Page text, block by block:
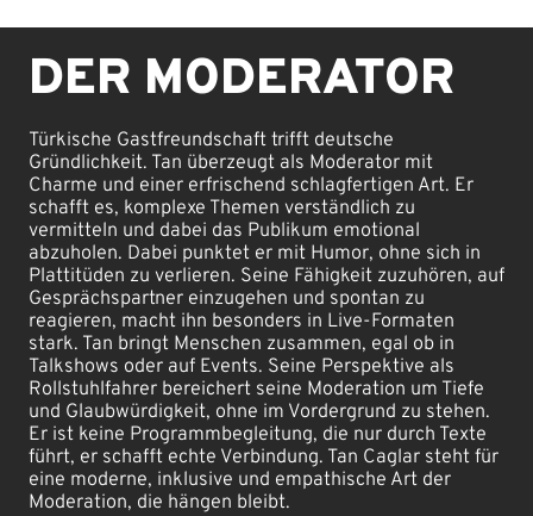
DER MODERATOR
Türkische Gastfreundschaft trifft deutsche
Gründlichkeit. Tan überzeugt als Moderator mit
Charme und einer erfrischend schlagfertigen Art. Er
schafft es, komplexe Themen verständlich zu
vermitteln und dabei das Publikum emotional
abzuholen. Dabei punktet er mit Humor, ohne sich in
Plattitüden zu verlieren. Seine Fähigkeit zuzuhören, auf
Gesprächspartner einzugehen und spontan zu
reagieren, macht ihn besonders in Live-Formaten
stark. Tan bringt Menschen zusammen, egal ob in
Talkshows oder auf Events. Seine Perspektive als
Rollstuhlfahrer bereichert seine Moderation um Tiefe
und Glaubwürdigkeit, ohne im Vordergrund zu stehen.
Er ist keine Programmbegleitung, die nur durch Texte
führt, er schafft echte Verbindung. Tan Caglar steht für
eine moderne, inklusive und empathische Art der
Moderation, die hängen bleibt.